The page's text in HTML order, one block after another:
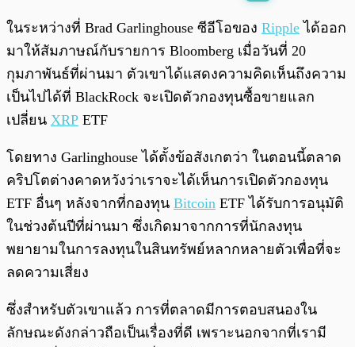
พร้อมเล่น 0:00
ในระหว่างที่ Brad Garlinghouse ซีอีโอของ Ripple ได้ออก
มาให้สัมภาษณ์กับรายการ Bloomberg เมื่อวันที่ 20
กุมภาพันธ์ที่ผ่านมา ตัวเขาได้แสดงความคิดเห็นถึงความ
เป็นไปได้ที่ BlackRock จะเปิดตัวกองทุนซื้อขายแลก
เปลี่ยน XRP ETF
โดยทาง Garlinghouse ได้ตั้งข้อสังเกตว่า ในตอนนี้ตลาด
คริปโตต่างคาดหวังว่าเราจะได้เห็นการเปิดตัวกองทุน
ETF อื่นๆ หลังจากที่กองทุน Bitcoin ETF ได้รับการอนุมัติ
ในช่วงต้นปีที่ผ่านมา ซึ่งเกิดมาจากการที่นักลงทุน
พยายามในการลงทุนในสินทรัพย์หลากหลายตัวเพื่อที่จะ
ลดความเสี่ยง
ซึ่งสำหรับตัวเขาแล้ว การที่ตลาดมีการตอบสนองใน
ลักษณะดังกล่าวถือเป็นเรื่องที่ดี เพราะนอกจากที่เรามี